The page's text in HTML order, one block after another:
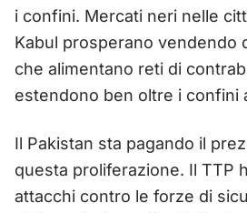
i confini. Mercati neri nelle
Kabul prosperano vendendo
che alimentano reti di
estendono ben oltre i confini
Il Pakistan sta pagando il
questa proliferazione. Il TTP
attacchi contro le forze di